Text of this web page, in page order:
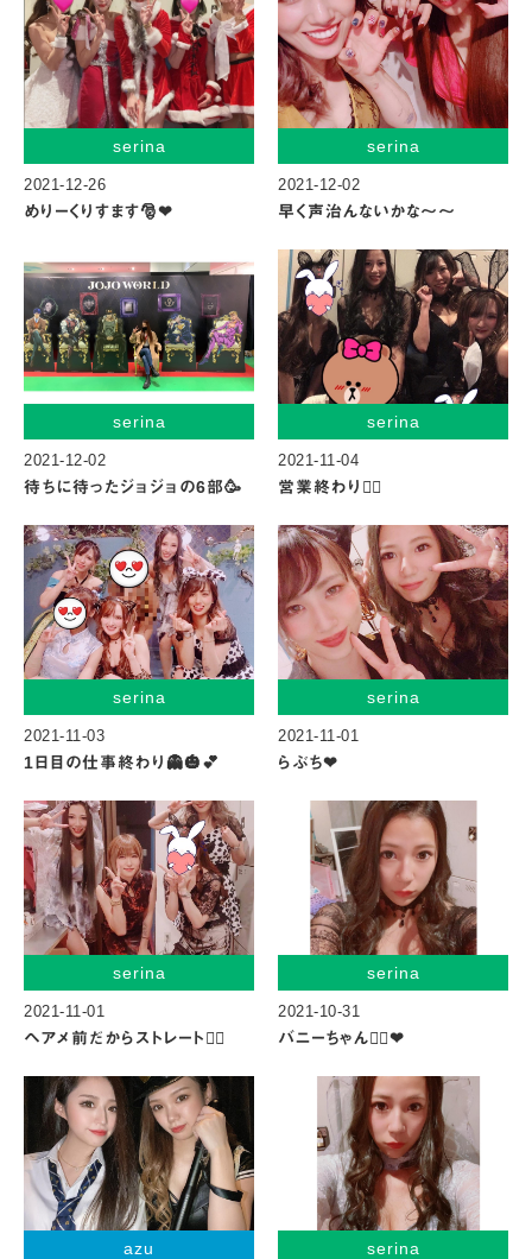
serina
2021-12-26
めりーくりすます🎅❤︎
serina
2021-12-02
早く声治んないかな〜〜
serina
2021-12-02
待ちに待ったジョジョの6部🥳
serina
2021-11-04
営業終わり👯‍♀️
serina
2021-11-03
1日目の仕事終わり👻🎃💕
serina
2021-11-01
らぶち❤︎
serina
2021-11-01
ヘアメ前だからストレート😮‍💨
serina
2021-10-31
バニーちゃん👯‍♀️❤︎
azu serina